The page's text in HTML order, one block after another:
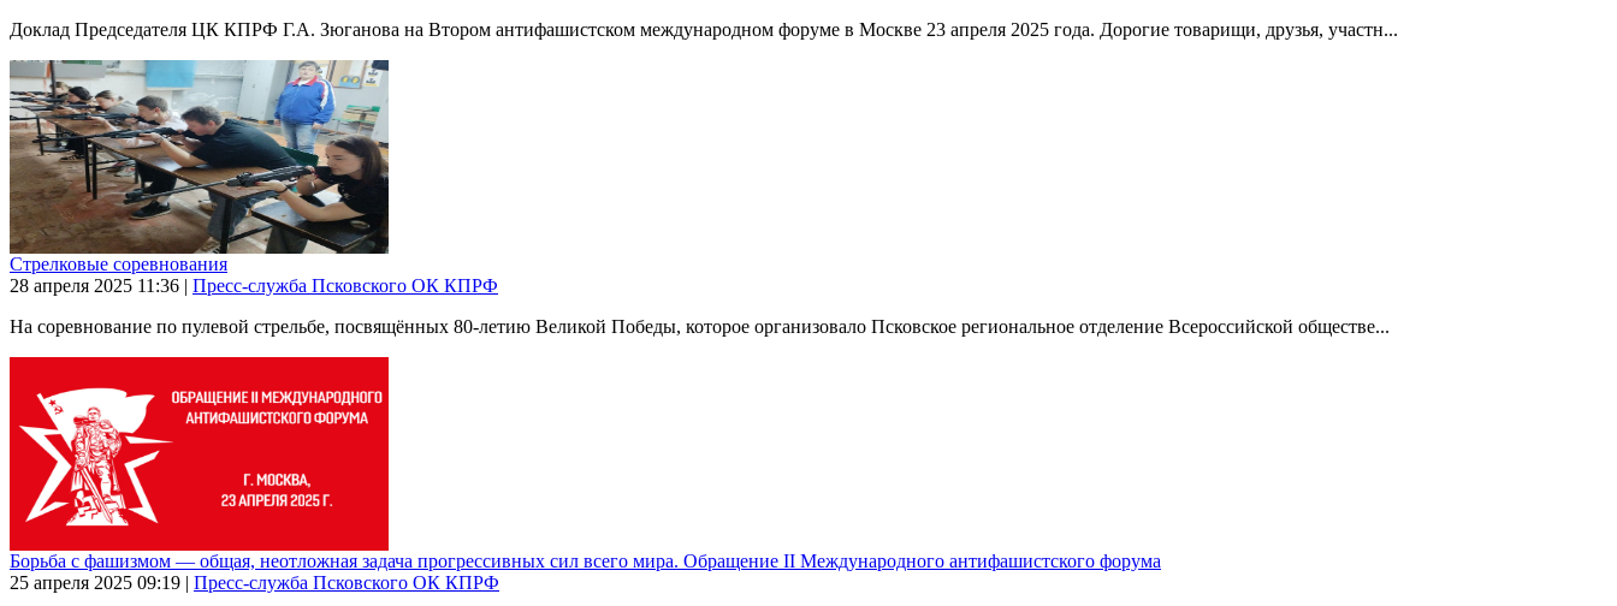
Доклад Председателя ЦК КПРФ Г.А. Зюганова на Втором антифашистском международном форуме в Москве 23 апреля 2025 года. Дорогие товарищи, друзья, участн...
Стрелковые соревнования
28 апреля 2025 11:36 | Пресс-служба Псковского ОК КПРФ
На соревнование по пулевой стрельбе, посвящённых 80-летию Великой Победы, которое организовало Псковское региональное отделение Всероссийской обществе...
Борьба с фашизмом — общая, неотложная задача прогрессивных сил всего мира. Обращение II Международного антифашистского форума
25 апреля 2025 09:19 | Пресс-служба Псковского ОК КПРФ